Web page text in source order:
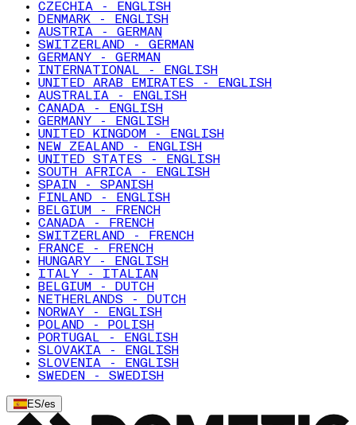
CZECHIA - ENGLISH
DENMARK - ENGLISH
AUSTRIA - GERMAN
SWITZERLAND - GERMAN
GERMANY - GERMAN
INTERNATIONAL - ENGLISH
UNITED ARAB EMIRATES - ENGLISH
AUSTRALIA - ENGLISH
CANADA - ENGLISH
GERMANY - ENGLISH
UNITED KINGDOM - ENGLISH
NEW ZEALAND - ENGLISH
UNITED STATES - ENGLISH
SOUTH AFRICA - ENGLISH
SPAIN - SPANISH
FINLAND - ENGLISH
BELGIUM - FRENCH
CANADA - FRENCH
SWITZERLAND - FRENCH
FRANCE - FRENCH
HUNGARY - ENGLISH
ITALY - ITALIAN
BELGIUM - DUTCH
NETHERLANDS - DUTCH
NORWAY - ENGLISH
POLAND - POLISH
PORTUGAL - ENGLISH
SLOVAKIA - ENGLISH
SLOVENIA - ENGLISH
SWEDEN - SWEDISH
ES/es